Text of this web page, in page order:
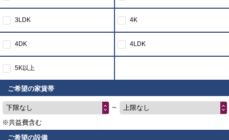
3LDK 4K
4DK 4LDK
5K以上
ご希望の家賃帯
下限なし ～
上限なし
※共益費含む
ご希望の設備